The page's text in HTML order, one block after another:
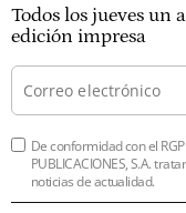
Todos los jueves un
edición impresa
De conformidad con el
PUBLICACIONES, S.A.
noticias de actualidad.